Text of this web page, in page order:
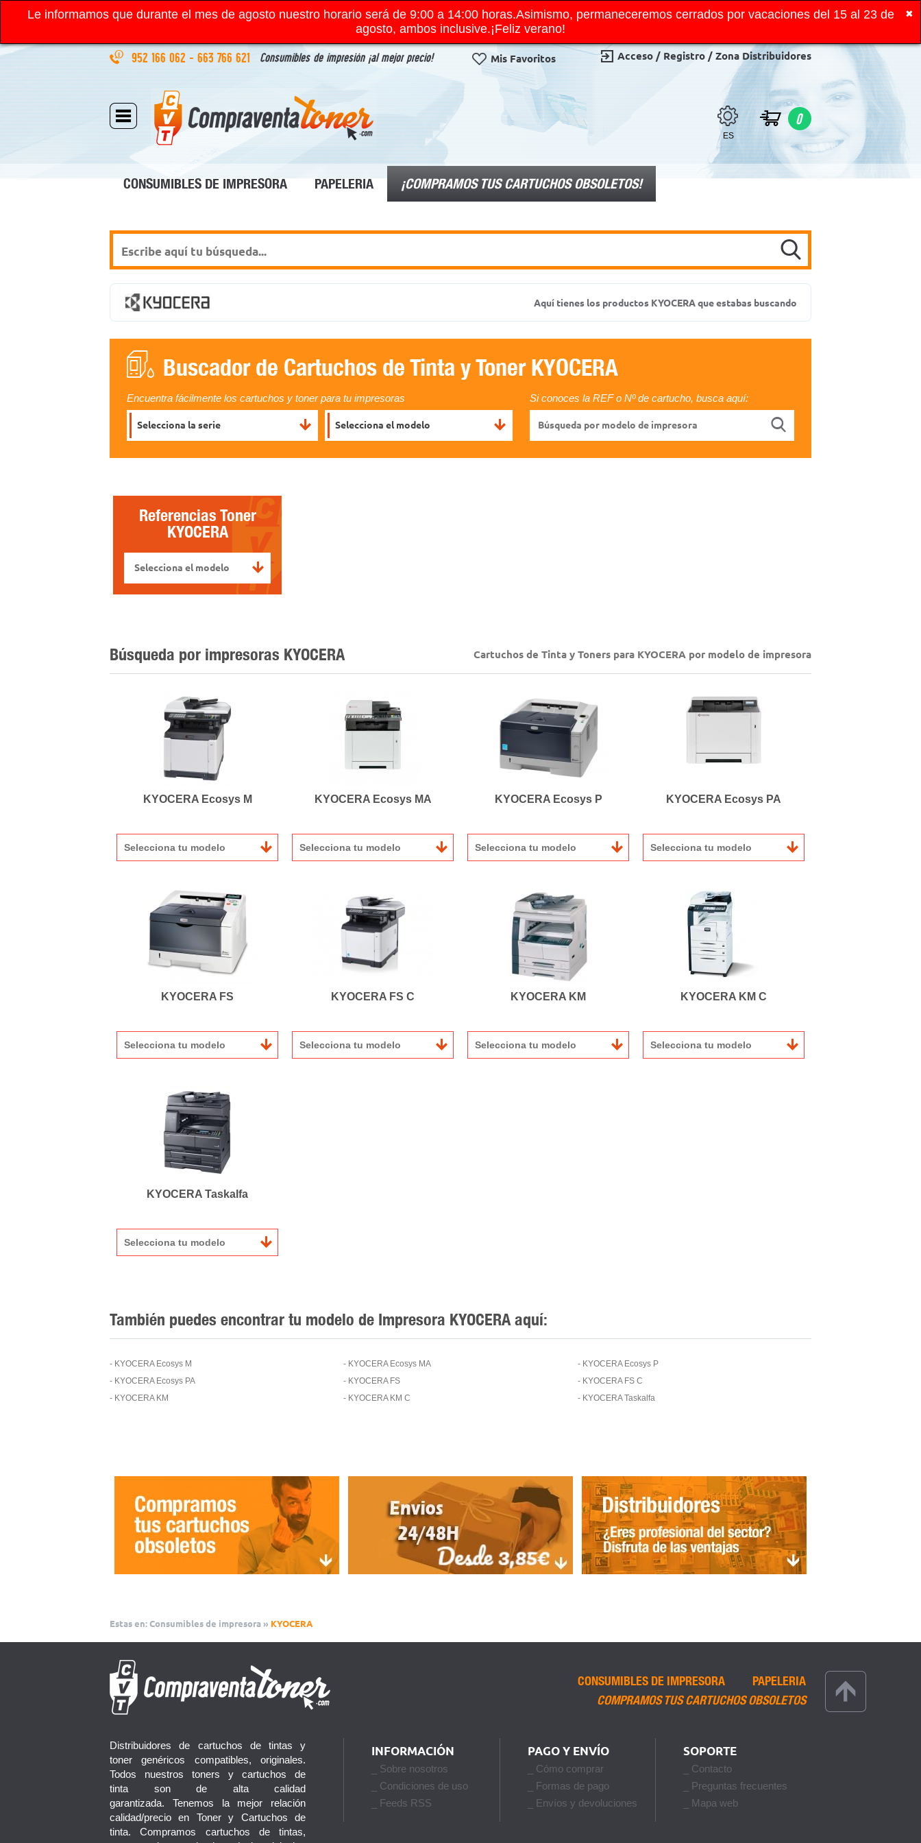
✖
Le informamos que durante el mes de agosto nuestro horario será de 9:00 a 14:00 horas.Asimismo, permaneceremos cerrados por vacaciones del 15 al 23 de
agosto, ambos inclusive.¡Feliz verano!
952 166 062- 663 766 621 Consumibles de impresión ¡al mejor precio! Mis Favoritos Acceso / Registro / Zona Distribuidores
ES
0
CONSUMIBLES DE IMPRESORA PAPELERIA ¡COMPRAMOS TUS CARTUCHOS OBSOLETOS!
Aquí tienes los productos KYOCERA que estabas buscando
Buscador de Cartuchos de Tinta y Toner KYOCERA
Encuentra fácilmente los cartuchos y toner para tu impresoras
Selecciona la serie Selecciona el modelo
Si conoces la REF o Nº de cartucho, busca aquí:
Referencias Toner
KYOCERA
Selecciona el modelo
Búsqueda por impresoras KYOCERA Cartuchos de Tinta y Toners para KYOCERA por modelo de impresora
KYOCERA Ecosys M
Selecciona tu modelo
KYOCERA Ecosys MA
Selecciona tu modelo
KYOCERA Ecosys P
Selecciona tu modelo
KYOCERA Ecosys PA
Selecciona tu modelo
KYOCERA FS
Selecciona tu modelo
KYOCERA FS C
Selecciona tu modelo
KYOCERA KM
Selecciona tu modelo
KYOCERA KM C
Selecciona tu modelo
KYOCERA Taskalfa
Selecciona tu modelo
También puedes encontrar tu modelo de Impresora KYOCERA aquí:
- KYOCERA Ecosys M - KYOCERA Ecosys MA
- KYOCERA Ecosys P
- KYOCERA Ecosys PA
- KYOCERA FS
- KYOCERA FS C
- KYOCERA KM
- KYOCERA KM C - KYOCERA Taskalfa
Estas en: Consumibles de impresora » KYOCERA
CONSUMIBLES DE IMPRESORA
PAPELERIA
COMPRAMOS TUS CARTUCHOS OBSOLETOS
Distribuidores de cartuchos de tintas y
toner genéricos compatibles, originales.
Todos nuestros toners y cartuchos de
tinta son de alta calidad
garantizada. Tenemos la mejor relación
calidad/precio en Toner y Cartuchos de
tinta. Compramos cartuchos de tintas,
INFORMACIÓN
_ Sobre nosotros
_ Condiciones de uso
_ Feeds RSS
PAGO Y ENVÍO
_ Cómo comprar
_ Formas de pago
_ Envíos y devoluciones
SOPORTE
_ Contacto
_ Preguntas frecuentes
_ Mapa web